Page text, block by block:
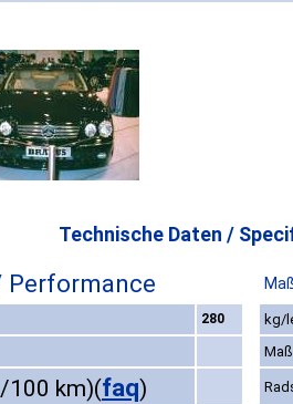
Technische Daten /
Performance
280
kg/
100 km)(faq)